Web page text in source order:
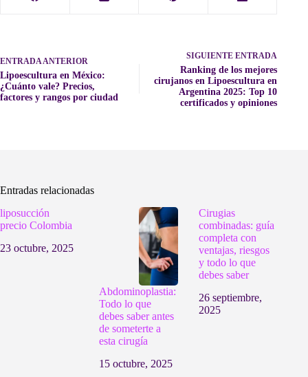
ENTRADAANTERIOR
Lipoescultura en México:
¿Cuánto vale? Precios,
factores y rangos por ciudad
SIGUIENTEENTRADA
Ranking de los mejores
cirujanos en Lipoescultura en
Argentina 2025: Top 10
certificados y opiniones
Entradas relacionadas
liposucción
precio Colombia
23 octubre, 2025
Abdominoplastia:
Todo lo que
debes saber antes
de someterte a
esta cirugía
15 octubre, 2025
Cirugias
combinadas: guía
completa con
ventajas, riesgos
y todo lo que
debes saber
26 septiembre,
2025